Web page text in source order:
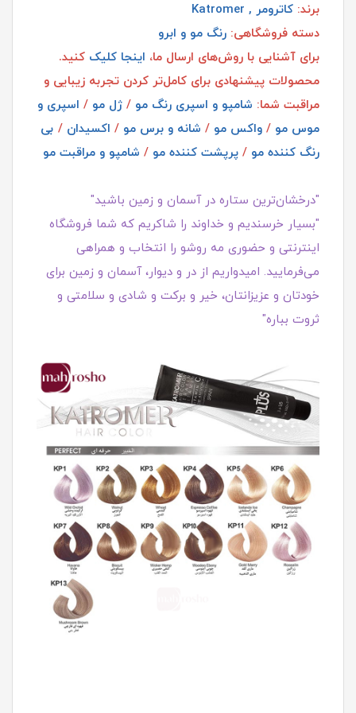
برند: کاترومر , Katromer
دسته فروشگاهی: رنگ مو و ابرو
برای آشنایی با روش‌های ارسال ما، اینجا کلیک کنید.
محصولات پیشنهادی برای کامل‌تر کردن تجربه زیبایی و
مراقبت شما: شامپو و اسپری رنگ مو / ژل مو / اسپری و
موس مو / واکس مو / شانه و برس مو / اکسیدان / بی
رنگ کننده مو / پرپشت کننده مو / شامپو و مراقبت مو
"درخشان‌ترین ستاره در آسمان و زمین باشید"
"بسیار خرسندیم و خداوند را شاکریم که شما فروشگاه
اینترنتی و حضوری مه روشو را انتخاب و همراهی
می‌فرمایید. امیدواریم از در و دیوار، آسمان و زمین برای
خودتان و عزیزانتان، خیر و برکت و شادی و سلامتی و
ثروت بباره"